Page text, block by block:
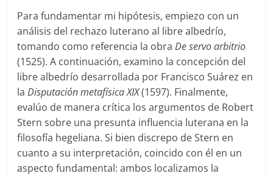
Para fundamentar mi hipótesis, empiezo con un
análisis del rechazo luterano al libre albedrío,
tomando como referencia la obraDe servo arbitrio
(1525). A continuación, examino la concepción del
libre albedrío desarrollada por Francisco Suárez en
laDisputación metafísica XIX(1597). Finalmente,
evalúo de manera crítica los argumentos de Robert
Stern sobre una presunta influencia luterana en la
filosofía hegeliana. Si bien discrepo de Stern en
cuanto a su interpretación, coincido con él en un
aspecto fundamental: ambos localizamos la